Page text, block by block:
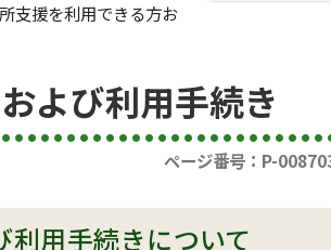
支援を利用できる方お
よび利用手続き
ページ番号：P-
用手続きについて